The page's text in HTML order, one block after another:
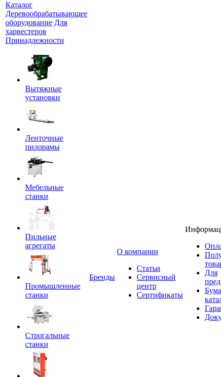
Каталог
Деревообрабатывающее
оборудование Для
харвестеров
Принадлежности
Вытяжные
установки
Ленточные
пилорамы
Мебельные
станки
Пильные
агрегаты
Промышленные
станки
Строгальные
станки
Бренды
O компании
Статьи
Сервисный
центр
Сертификаты
Для